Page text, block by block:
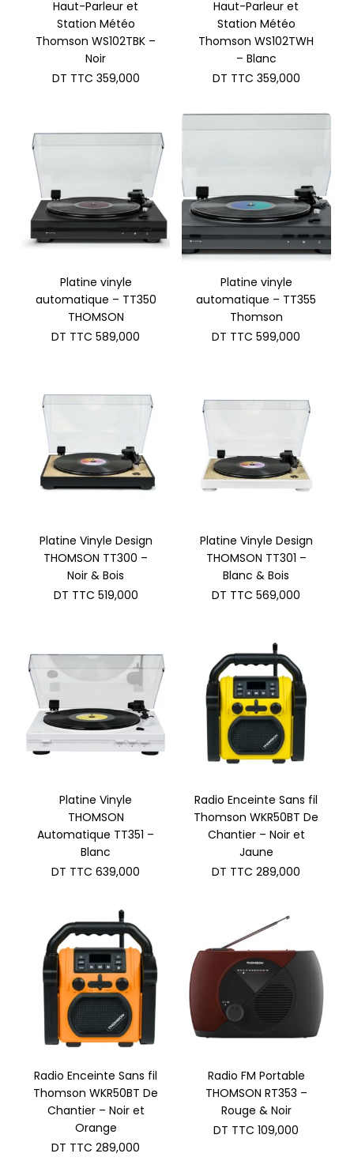
Haut-Parleur et
Station Météo
Thomson WS102TBK –
Noir
DT TTC 359,000
Haut-Parleur et
Station Météo
Thomson WS102TWH
– Blanc
DT TTC 359,000
Platine vinyle
automatique – TT350
THOMSON
DT TTC 589,000
Platine vinyle
automatique – TT355
Thomson
DT TTC 599,000
Platine Vinyle Design
THOMSON TT300 –
Noir & Bois
DT TTC 519,000
Platine Vinyle Design
THOMSON TT301 –
Blanc & Bois
DT TTC 569,000
Platine Vinyle
THOMSON
Automatique TT351 –
Blanc
DT TTC 639,000
Radio Enceinte Sans fil
Thomson WKR50BT De
Chantier – Noir et
Jaune
DT TTC 289,000
Radio Enceinte Sans fil
Thomson WKR50BT De
Chantier – Noir et
Orange
DT TTC 289,000
Radio FM Portable
THOMSON RT353 –
Rouge & Noir
DT TTC 109,000